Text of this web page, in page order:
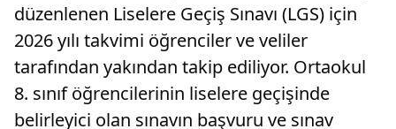
düzenlenen Liselere Geçiş Sınavı (LGS) için
2026 yılı takvimi öğrenciler ve veliler
tarafından yakından takip ediliyor. Ortaokul
8. sınıf öğrencilerinin liselere geçişinde
belirleyici olan sınavın başvuru ve sınav